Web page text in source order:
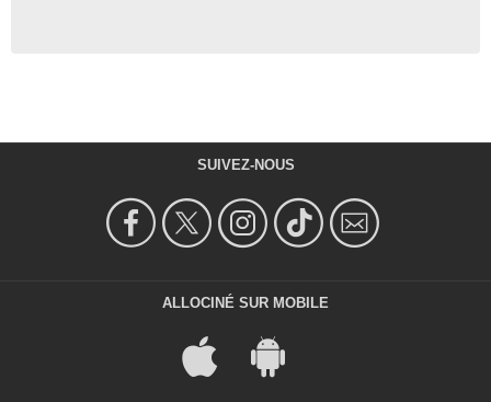
SUIVEZ-NOUS
ALLOCINÉ SUR MOBILE